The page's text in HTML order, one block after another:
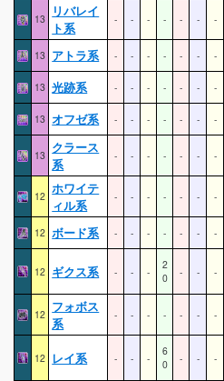
13
リバレイ
ト系
- - - - - - -
13 アトラ系 - - - - - - -
13 光跡系 - - - - - - -
13 オフゼ系 - - - - - - -
13 クラース
系
- - - - - - -
12 ホワイテ
ィル系
- - - - - - -
12 ボード系 - - - - - - -
12 ギクス系 - - -
2
0
- - -
12 フォボス
系
- - - - - - -
12 レイ系 - - -
6
0
- - -